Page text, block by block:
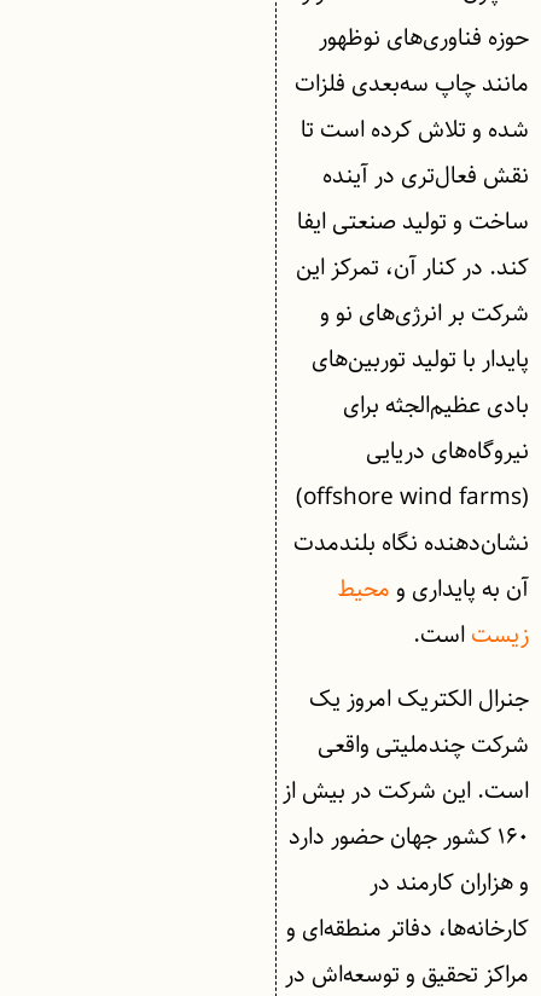
حوزه فناوری‌های نوظهور
مانند چاپ سه‌بعدی فلزات
شده و تلاش کرده است تا
نقش فعال‌تری در آینده
ساخت و تولید صنعتی ایفا
کند. در کنار آن، تمرکز این
شرکت بر انرژی‌های نو و
پایدار با تولید توربین‌های
بادی عظیم‌الجثه برای
نیروگاه‌های دریایی
(offshore wind farms)
نشان‌دهنده‌ نگاه بلندمدت
آن به پایداری ومحیط
زیستاست.
جنرال الکتریک امروز یک
شرکت چندملیتی واقعی
است. این شرکت در بیش از
۱۶۰ کشور جهان حضور دارد
و هزاران کارمند در
کارخانه‌ها، دفاتر منطقه‌ای و
مراکز تحقیق و توسعه‌اش در